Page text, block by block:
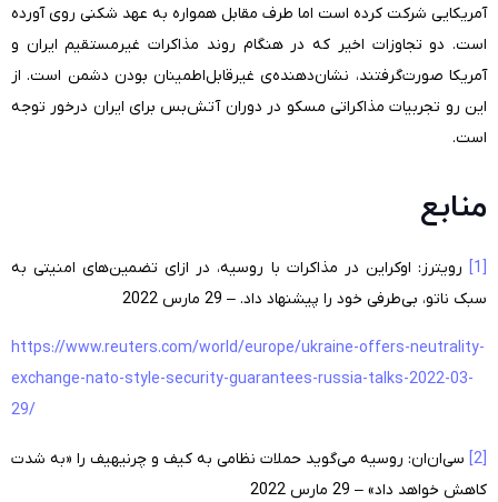
آمریکایی شرکت کرده است اما طرف مقابل همواره به عهد شکنی روی آورده
است. دو تجاوزات اخیر که در هنگام روند مذاکرات غیرمستقیم ایران و
آمریکا صورت‌گرفتند، نشان‌دهنده‌ی غیرقابل‌اطمینان بودن دشمن است. از
این رو تجربیات مذاکراتی مسکو در دوران آتش‌بس برای ایران درخور توجه
است.
منابع
[1]
رویترز: اوکراین در مذاکرات با روسیه، در ازای تضمین‌های امنیتی به
سبک ناتو، بی‌طرفی خود را پیشنهاد داد. – 29 مارس 2022
https://www.reuters.com/world/europe/ukraine-offers-neutrality-
exchange-nato-style-security-guarantees-russia-talks-2022-03-
29/
[2]
سی‌ان‌ان: روسیه می‌گوید حملات نظامی به کیف و چرنیهیف را «به شدت
کاهش خواهد داد» – 29 مارس 2022